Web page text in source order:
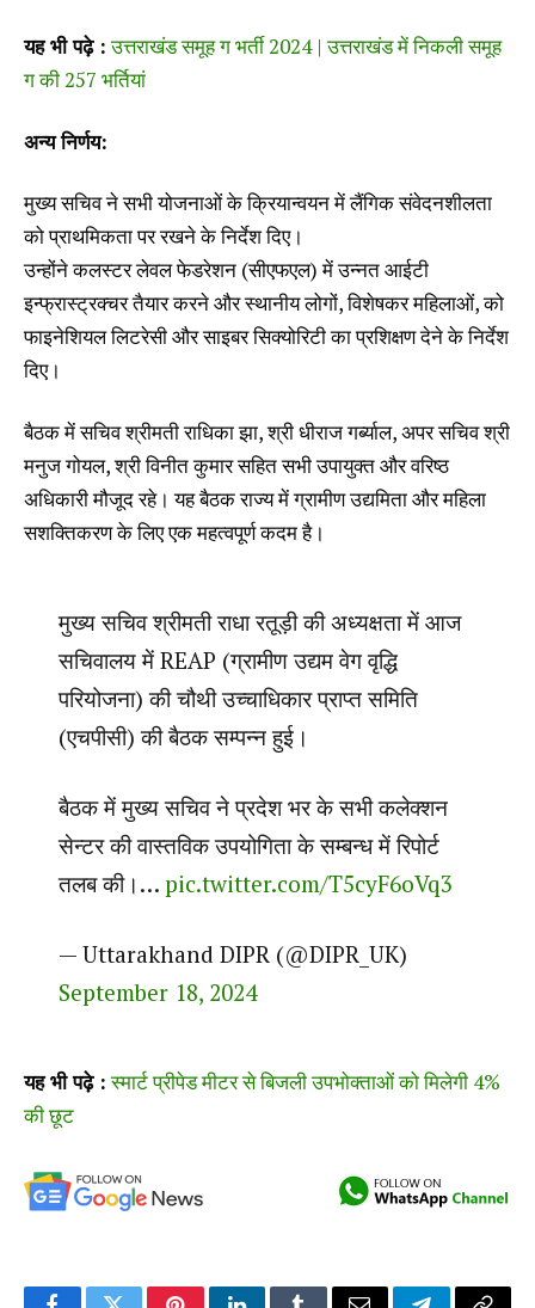
यह भी पढ़े : उत्तराखंड समूह ग भर्ती 2024 | उत्तराखंड में निकली समूह
ग की 257 भर्तियां
अन्य निर्णय:
मुख्य सचिव ने सभी योजनाओं के क्रियान्वयन में लैंगिक संवेदनशीलता
को प्राथमिकता पर रखने के निर्देश दिए।
उन्होंने कलस्टर लेवल फेडरेशन (सीएफएल) में उन्नत आईटी
इन्फ्रास्ट्रक्चर तैयार करने और स्थानीय लोगों, विशेषकर महिलाओं, को
फाइनेशियल लिटरेसी और साइबर सिक्योरिटी का प्रशिक्षण देने के निर्देश
दिए।
बैठक में सचिव श्रीमती राधिका झा, श्री धीराज गर्ब्याल, अपर सचिव श्री
मनुज गोयल, श्री विनीत कुमार सहित सभी उपायुक्त और वरिष्ठ
अधिकारी मौजूद रहे। यह बैठक राज्य में ग्रामीण उद्यमिता और महिला
सशक्तिकरण के लिए एक महत्वपूर्ण कदम है।
मुख्य सचिव श्रीमती राधा रतूड़ी की अध्यक्षता में आज
सचिवालय में REAP (ग्रामीण उद्यम वेग वृद्धि
परियोजना) की चौथी उच्चाधिकार प्राप्त समिति
(एचपीसी) की बैठक सम्पन्न हुई।
बैठक में मुख्य सचिव ने प्रदेश भर के सभी कलेक्शन
सेन्टर की वास्तविक उपयोगिता के सम्बन्ध में रिपोर्ट
तलब की।… pic.twitter.com/T5cyF6oVq3
— Uttarakhand DIPR (@DIPR_UK)
September 18, 2024
यह भी पढ़े : स्मार्ट प्रीपेड मीटर से बिजली उपभोक्ताओं को मिलेगी 4%
की छूट